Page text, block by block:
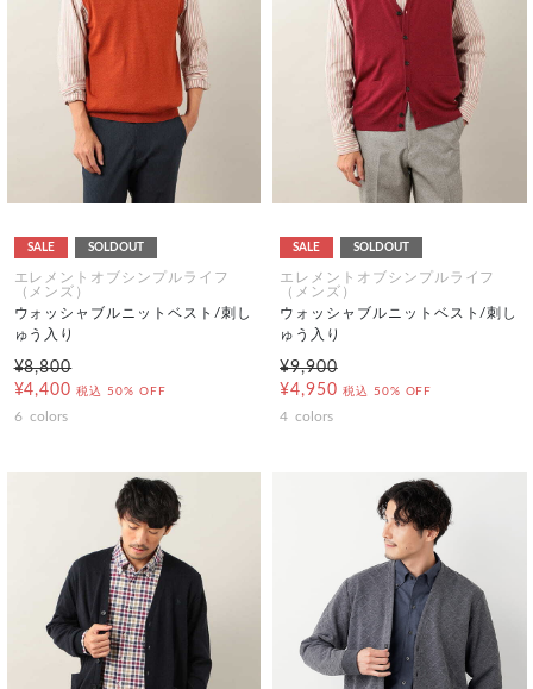
SALE SOLDOUT
エレメントオブシンプルライフ
（メンズ）
ウォッシャブルニットベスト/刺し
ゅう入り
¥8,800
¥4,400 税込 50% OFF
6 colors
SALE SOLDOUT
エレメントオブシンプルライフ
（メンズ）
ウォッシャブルニットベスト/刺し
ゅう入り
¥9,900
¥4,950 税込 50% OFF
4 colors